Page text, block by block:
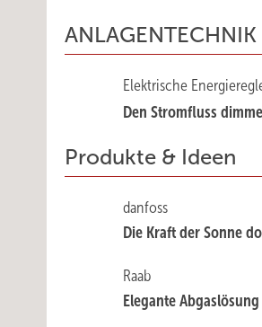
ANLAGENTECHNIK
Elektrische
Den Stromfluss
Produkte & Ideen
danfoss
Die Kraft der Sonne
Raab
Elegante Abgaslösung